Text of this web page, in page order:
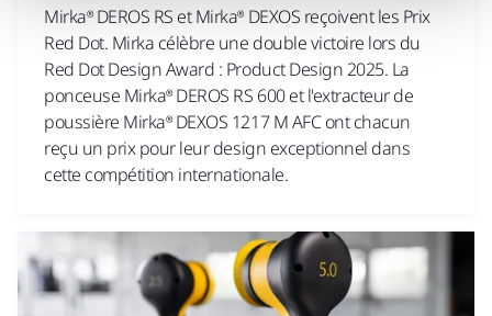
Mirka® DEROS RS et Mirka® DEXOS reçoivent les Prix
Red Dot. Mirka célèbre une double victoire lors du
Red Dot Design Award : Product Design 2025. La
ponceuse Mirka® DEROS RS 600 et l'extracteur de
poussière Mirka® DEXOS 1217 M AFC ont chacun
reçu un prix pour leur design exceptionnel dans
cette compétition internationale.